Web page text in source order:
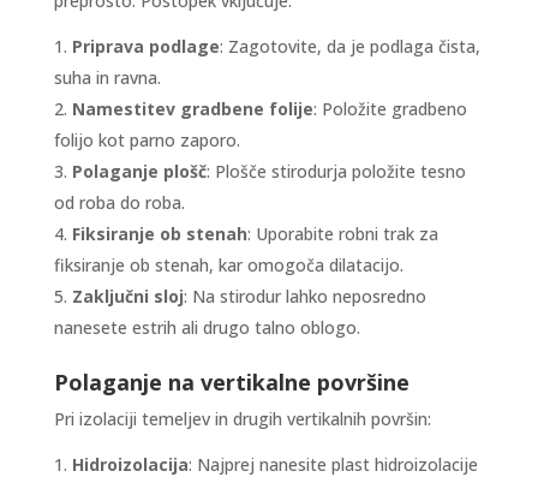
Priprava podlage: Zagotovite, da je podlaga čista,
suha in ravna.
Namestitev gradbene folije: Položite gradbeno
folijo kot parno zaporo.
Polaganje plošč: Plošče stirodurja položite tesno
od roba do roba.
Fiksiranje ob stenah: Uporabite robni trak za
fiksiranje ob stenah, kar omogoča dilatacijo.
Zaključni sloj: Na stirodur lahko neposredno
nanesete estrih ali drugo talno oblogo.
Polaganje na vertikalne površine
Pri izolaciji temeljev in drugih vertikalnih površin:
Hidroizolacija: Najprej nanesite plast hidroizolacije